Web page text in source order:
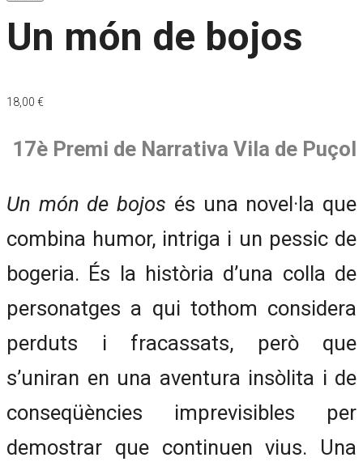
Un món de bojos
18,00 €
17è Premi de Narrativa Vila de Puçol
Un món de bojos és una novel·la que
combina humor, intriga i un pessic de
bogeria. És la història d’una colla de
personatges a qui tothom considera
perduts i fracassats, però que
s’uniran en una aventura insòlita i de
conseqüències imprevisibles per
demostrar que continuen vius. Una